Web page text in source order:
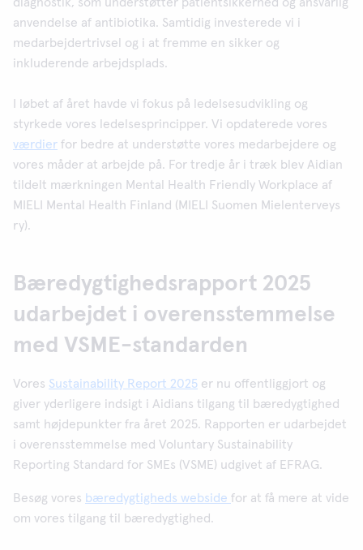
anvendelse af antibiotika. Samtidig investerede vi i
medarbejdertrivsel og i at fremme en sikker og
inkluderende arbejdsplads.
I løbet af året havde vi fokus på ledelsesudvikling og
styrkede vores ledelsesprincipper. Vi opdaterede vores
værdier for bedre at understøtte vores medarbejdere og
vores måder at arbejde på. For tredje år i træk blev Aidian
tildelt mærkningen Mental Health Friendly Workplace af
MIELI Mental Health Finland (MIELI Suomen Mielenterveys
ry).
Bæredygtighedsrapport 2025
udarbejdet i overensstemmelse
med VSME-standarden
Vores Sustainability Report 2025 er nu offentliggjort og
giver yderligere indsigt i Aidians tilgang til bæredygtighed
samt højdepunkter fra året 2025. Rapporten er udarbejdet
i overensstemmelse med Voluntary Sustainability
Reporting Standard for SMEs (VSME) udgivet af EFRAG.
Besøg vores bæredygtigheds webside for at få mere at vide
om vores tilgang til bæredygtighed.